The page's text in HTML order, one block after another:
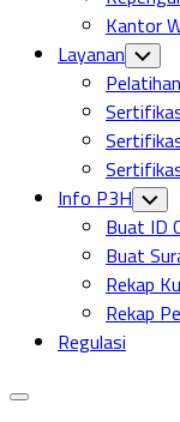
Kantor
Layanan Toggle
Child
Menu
Info P3H Toggle
Child
Menu
Buat ID
Buat
Rekap
Rekap
Regulasi
Expand